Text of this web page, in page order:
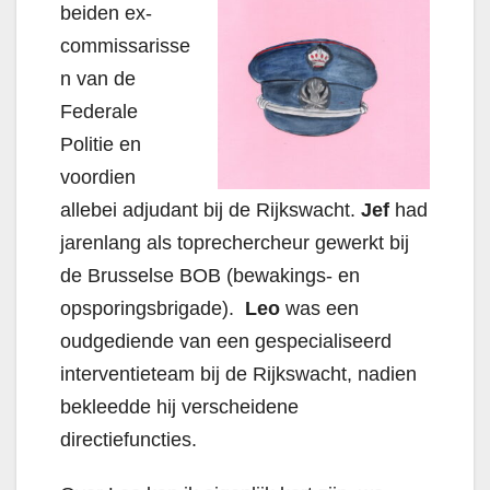
beiden ex-
commissarisse
n van de
Federale
Politie en
voordien
allebei adjudant bij de Rijkswacht. Jef had
jarenlang als toprechercheur gewerkt bij
de Brusselse BOB (bewakings- en
opsporingsbrigade). Leo was een
oudgediende van een gespecialiseerd
interventieteam bij de Rijkswacht, nadien
bekleedde hij verscheidene
directiefuncties.